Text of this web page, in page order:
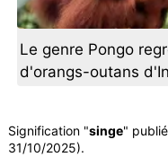
Le genre Pongo
d'orangs-outans
Signification "singe"
31/10/2025).